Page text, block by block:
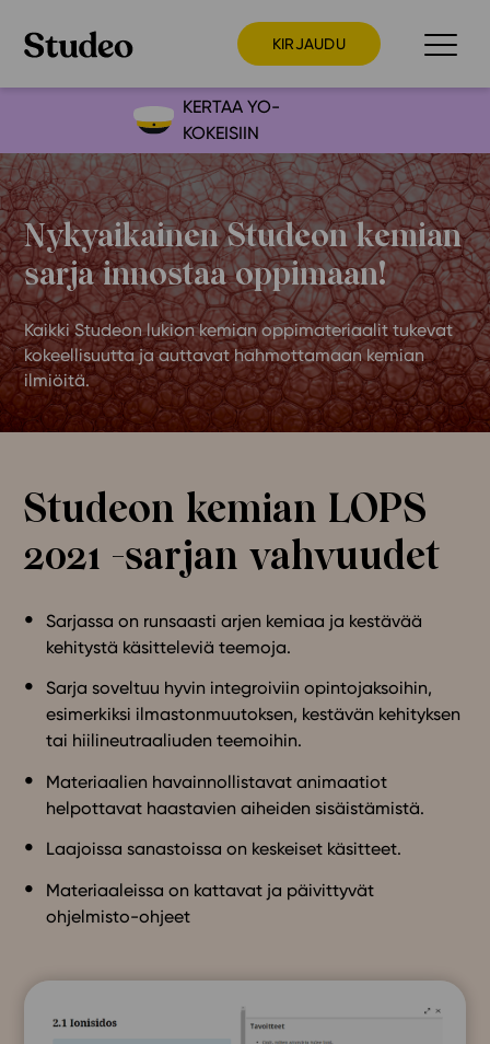
KIRJAUDU
Preppaaja
Opettaja
Opiskelija
Huoltaja
Kokeilutarjous
Ainstain
Alakoulu
Yläkoulu
Ajankohtaista
Ominaisuudet
Tapahtumakalenteri
Webinaari­tallenteet
Yhteisö
Suosittelut
Ohjevideot
Oppikirjailijat
Tietoa meistä
Ota yhteyttä
In English
KERTAA YO-
KOKEISIIN
Nykyaikainen Studeon kemian
sarja innostaa oppimaan!
Kaikki Studeon lukion kemian oppimateriaalit tukevat
kokeellisuutta ja auttavat hahmottamaan kemian
ilmiöitä.
Studeon kemian LOPS
2021 -sarjan vahvuudet
Sarjassa on runsaasti arjen kemiaa ja kestävää
kehitystä käsitteleviä teemoja.
Sarja soveltuu hyvin integroiviin opintojaksoihin,
esimerkiksi ilmastonmuutoksen, kestävän kehityksen
tai hiilineutraaliuden teemoihin.
Materiaalien havainnollistavat animaatiot
helpottavat haastavien aiheiden sisäistämistä.
Laajoissa sanastoissa on keskeiset käsitteet.
Materiaaleissa on kattavat ja päivittyvät
ohjelmisto-ohjeet